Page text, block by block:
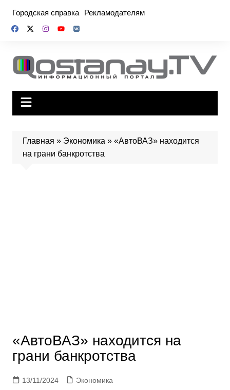
содержимому
Городская справка Рекламодателям
Главная » Экономика » «АвтоВАЗ» находится
на грани банкротства
«АвтоВАЗ» находится на
грани банкротства
13/11/2024 Экономика